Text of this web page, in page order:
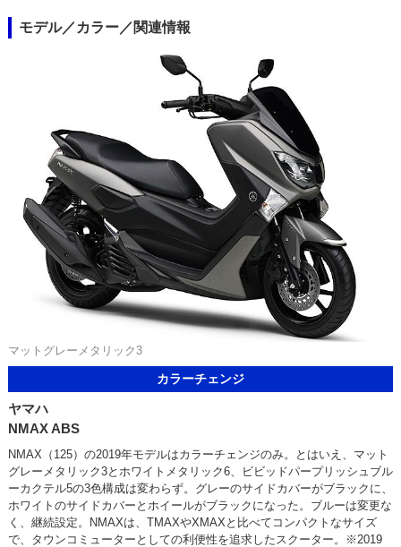
モデル／カラー／関連情報
マットグレーメタリック3
カラーチェンジ
ヤマハ
NMAX ABS
NMAX（125）の2019年モデルはカラーチェンジのみ。とはいえ、マット
グレーメタリック3とホワイトメタリック6、ビビッドパープリッシュブル
ーカクテル5の3色構成は変わらず。グレーのサイドカバーがブラックに、
ホワイトのサイドカバーとホイールがブラックになった。ブルーは変更な
く、継続設定。NMAXは、TMAXやXMAXと比べてコンパクトなサイズ
で、タウンコミューターとしての利便性を追求したスクーター。※2019